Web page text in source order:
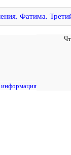
Фатима.
информация